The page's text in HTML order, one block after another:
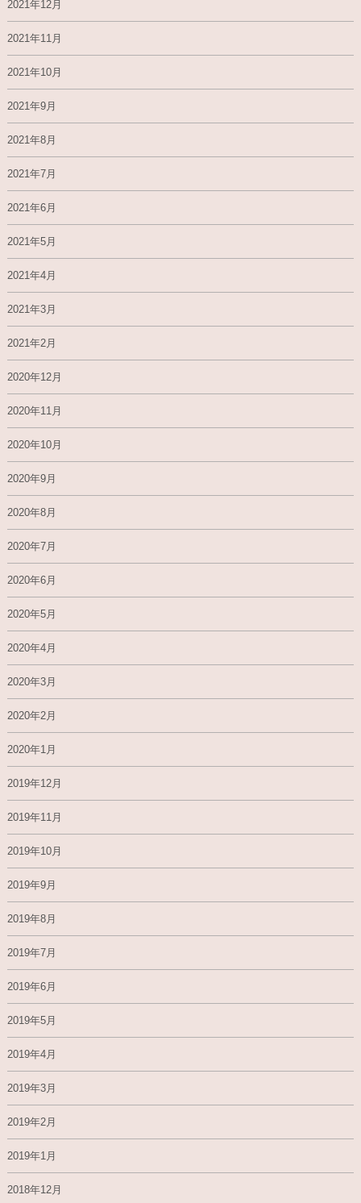
2021年12月
2021年11月
2021年10月
2021年9月
2021年8月
2021年7月
2021年6月
2021年5月
2021年4月
2021年3月
2021年2月
2020年12月
2020年11月
2020年10月
2020年9月
2020年8月
2020年7月
2020年6月
2020年5月
2020年4月
2020年3月
2020年2月
2020年1月
2019年12月
2019年11月
2019年10月
2019年9月
2019年8月
2019年7月
2019年6月
2019年5月
2019年4月
2019年3月
2019年2月
2019年1月
2018年12月